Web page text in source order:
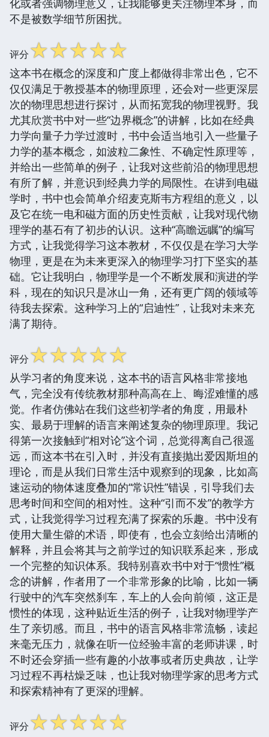
化或者强调物理意义，让我能够更关注物理本身，而
不是被数学细节所困扰。
评分☆☆☆☆☆
这本书在概念的深度和广度上都做得非常出色，它不
仅仅满足于教授基本的物理原理，还会对一些更深层
次的物理思想进行探讨，从而拓宽我的物理视野。我
尤其欣赏书中对一些“边界概念”的讲解，比如在经典
力学向量子力学过渡时，书中会适当地引入一些量子
力学的基本概念，如波粒二象性、不确定性原理等，
并给出一些简单的例子，让我对这些前沿的物理思想
有所了解，并意识到经典力学的局限性。在讲到电磁
学时，书中也会简单介绍麦克斯韦方程组的意义，以
及它在统一电和磁方面的历史性贡献，让我对现代物
理学的基石有了初步的认识。这种“高瞻远瞩”的编写
方式，让我觉得学习这本教材，不仅仅是在学习大学
物理，更是在为未来更深入的物理学习打下坚实的基
础。它让我明白，物理学是一个不断发展和演进的学
科，现在的知识只是冰山一角，还有更广阔的领域等
待我去探索。这种学习上的“启迪性”，让我对未来充
满了期待。
评分☆☆☆☆☆
从学习者的角度来说，这本书的语言风格非常接地
气，完全没有传统教材那种高高在上、晦涩难懂的感
觉。作者仿佛站在我们这些初学者的角度，用最朴
实、最易于理解的语言来阐述复杂的物理原理。我记
得第一次接触到“相对论”这个词，总觉得离自己很遥
远，而这本书在引入时，并没有直接抛出爱因斯坦的
理论，而是从我们日常生活中观察到的现象，比如高
速运动的物体速度叠加的“常识性”错误，引导我们去
思考时间和空间的相对性。这种“引而不发”的教学方
式，让我觉得学习过程充满了探索的乐趣。书中没有
使用大量生僻的术语，即使有，也会立刻给出清晰的
解释，并且会将其与之前学过的知识联系起来，形成
一个完整的知识体系。我特别喜欢书中对于“惯性”概
念的讲解，作者用了一个非常形象的比喻，比如一辆
行驶中的汽车突然刹车，车上的人会向前倾，这正是
惯性的体现，这种贴近生活的例子，让我对物理学产
生了亲切感。而且，书中的语言风格非常流畅，读起
来毫无压力，就像在听一位经验丰富的老师讲课，时
不时还会穿插一些有趣的小故事或者历史典故，让学
习过程不再枯燥乏味，也让我对物理学家的思考方式
和探索精神有了更深的理解。
评分☆☆☆☆☆